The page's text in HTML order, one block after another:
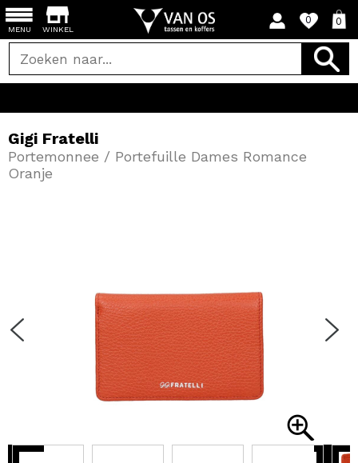
WINKEL
0 0
MENU
Gigi Fratelli
Portemonnee / Portefuille Dames Romance
Oranje